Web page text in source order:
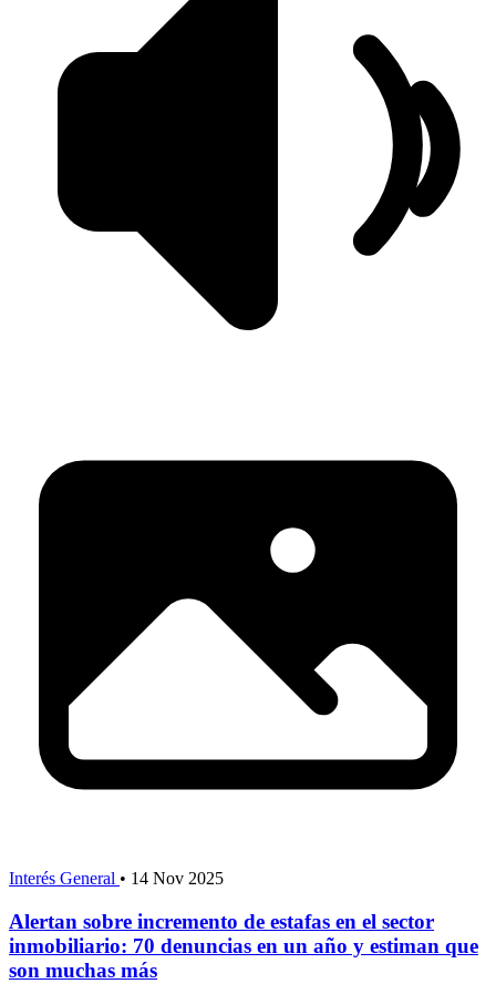
Interés General • 14 Nov 2025
Alertan sobre incremento de estafas en el sector
inmobiliario: 70 denuncias en un año y estiman que
son muchas más